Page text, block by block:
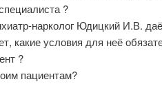
?
нарколог Юдицкий И.В.
какие условия для неё
?
пациентам?